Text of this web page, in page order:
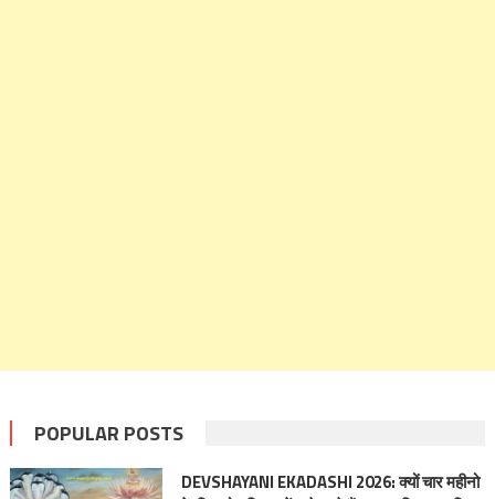
POPULAR POSTS
DEVSHAYANI EKADASHI 2026: क्यों चार महीनो